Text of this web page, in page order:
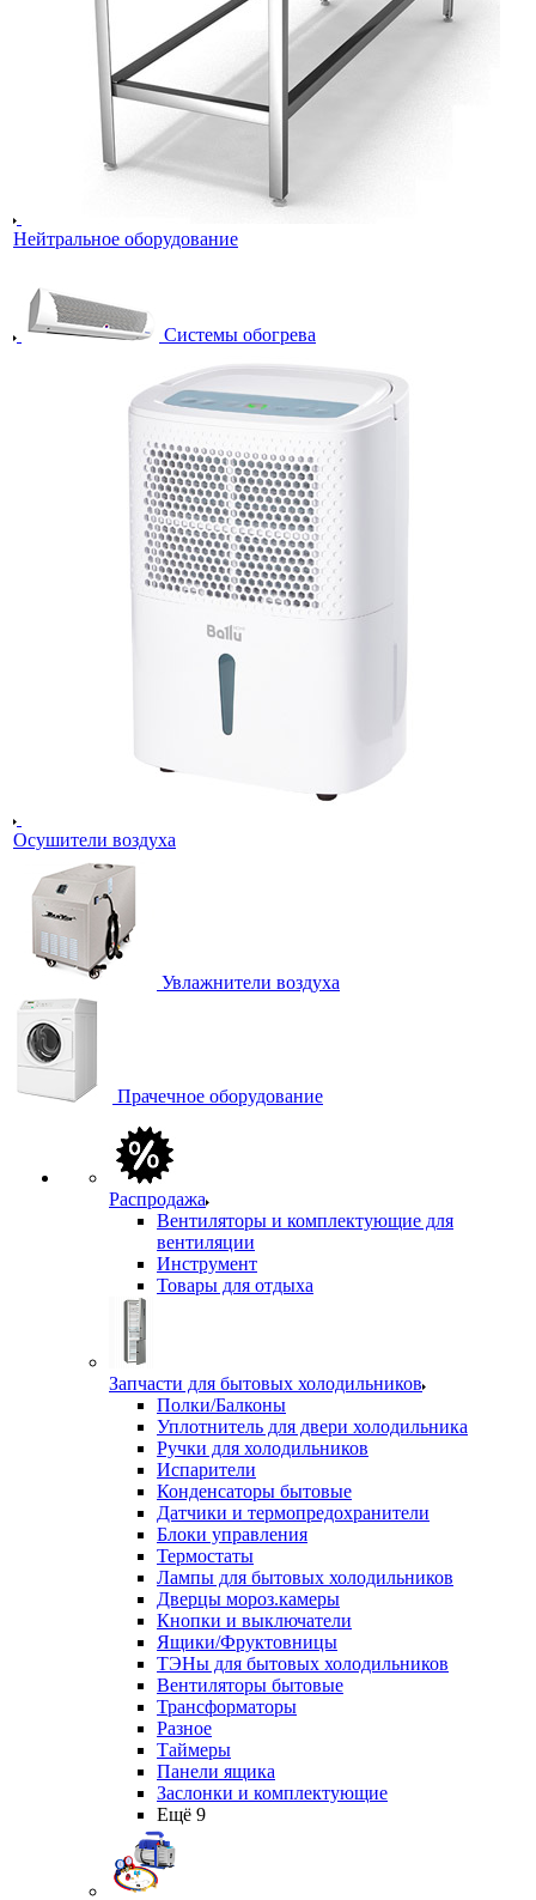
Нейтральное оборудование
Системы обогрева
Осушители воздуха
Увлажнители воздуха
Прачечное оборудование
Распродажа
Вентиляторы и комплектующие для
вентиляции
Инструмент
Товары для отдыха
Запчасти для бытовых холодильников
Полки/Балконы
Уплотнитель для двери холодильника
Ручки для холодильников
Испарители
Конденсаторы бытовые
Датчики и термопредохранители
Блоки управления
Термостаты
Лампы для бытовых холодильников
Дверцы мороз.камеры
Кнопки и выключатели
Ящики/Фруктовницы
ТЭНы для бытовых холодильников
Вентиляторы бытовые
Трансформаторы
Разное
Таймеры
Панели ящика
Заслонки и комплектующие
Ещё 9